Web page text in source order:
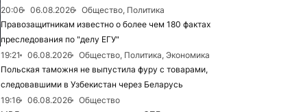
20:06
06.08.2026
Общество, Политика
Правозащитникам известно о более чем 180 фактах
преследования по "делу ЕГУ"
19:21
06.08.2026
Общество, Политика, Экономика
Польская таможня не выпустила фуру с товарами,
следовавшими в Узбекистан через Беларусь
19:16
06.08.2026
Общество